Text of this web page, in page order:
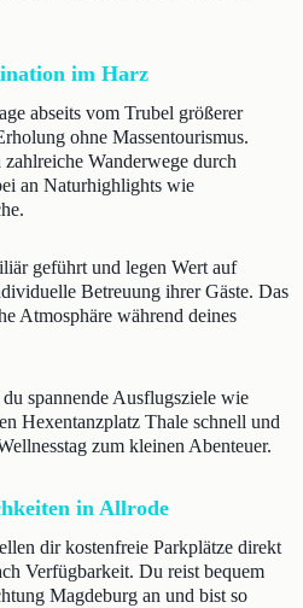
im Harz
abseits vom Trubel größerer
ohne Massentourismus.
Wanderwege durch
an Naturhighlights wie
geführt und legen Wert auf
Betreuung ihrer Gäste. Das
Atmosphäre während deines
spannende Ausflugsziele wie
Hexentanzplatz Thale schnell und
zum kleinen Abenteuer.
in Allrode
dir kostenfreie Parkplätze direkt
Verfügbarkeit. Du reist bequem
Magdeburg an und bist so